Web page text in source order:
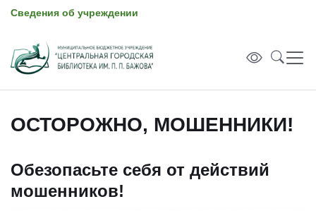
Сведения об учреждении
ОСТОРОЖНО, МОШЕННИКИ!
Обезопасьте себя от действий
мошенников!